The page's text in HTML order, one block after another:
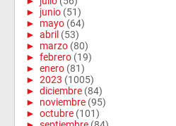
► junio (51)
► mayo (64)
► abril (53)
► marzo (80)
► febrero (19)
► enero (81)
► 2023 (1005)
► diciembre (84)
► noviembre (95)
► octubre (101)